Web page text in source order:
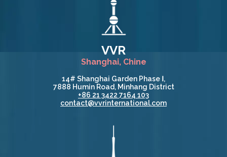
VVR
Shanghai, Chine
14# Shanghai Garden Phase Ⅰ,
7888 Humin Road, Minhang District
+86 21 3422 7164 103
contact@vvrinternational.com